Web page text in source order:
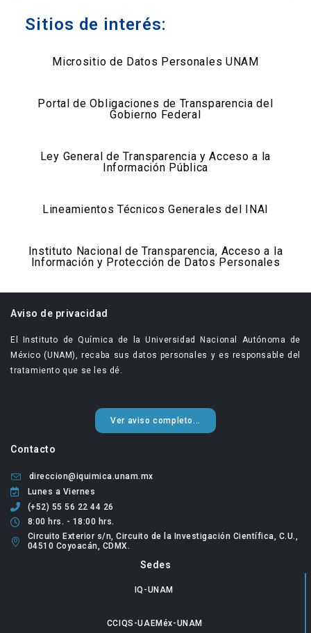
Sitios de interés:
Micrositio de Datos Personales UNAM
Portal de Obligaciones de Transparencia del
Gobierno Federal
Ley General de Transparencia y Acceso a la
Información Pública
Lineamientos Técnicos Generales del INAI
Instituto Nacional de Transparencia, Acceso a la
Información y Protección de Datos Personales
Aviso de privacidad
El Instituto de Química de la Universidad Nacional Autónoma de
México (UNAM), recaba sus datos personales y es responsable del
tratamiento que se les dé.
Ver aviso completo...
Contacto
direccion@iquimica.unam.mx
Lunes a Viernes
(+52) 55 56 22 44 26
8:00 hrs. - 18:00 hrs.
Circuito Exterior s/n, Circuito de la Investigación Científica, C.U.,
04510 Coyoacán, CDMX.
Sedes
IQ-UNAM
CCIQS-UAEMéx-UNAM